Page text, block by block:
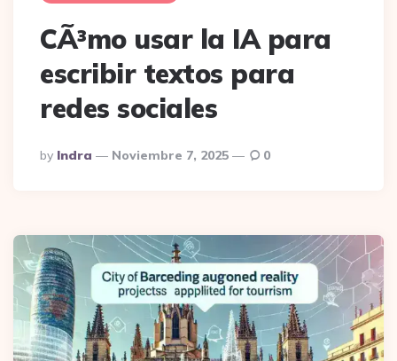
CÃ³mo usar la IA para
escribir textos para
redes sociales
Posted
By
By Indra Noviembre 7, 2025 0